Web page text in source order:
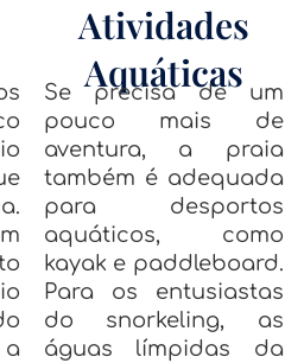
a
Atividades
Aquáticas
Se precisa de um
pouco mais de
aventura, a praia
também é adequada
para desportos
aquáticos, como
kayak e paddleboard.
Para os entusiastas
do snorkeling, as
águas límpidas da